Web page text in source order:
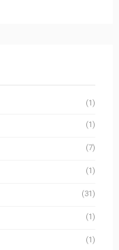
(1)
(1)
(7)
(1)
(31)
(1)
(1)